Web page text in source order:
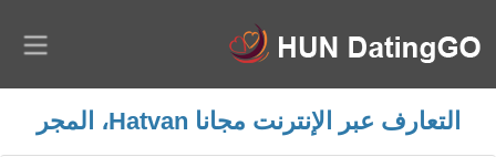
التعارف عبر الإنترنت مجانا Hatvan، المجر